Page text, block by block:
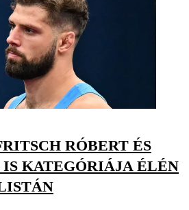
RÓBERT ÉS
KATEGÓRIÁJA ÉLÉN